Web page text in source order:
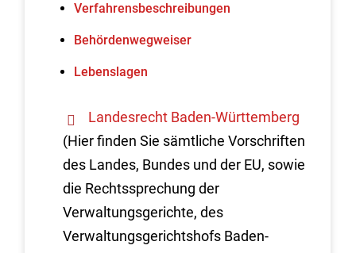
Verfahrens­beschreibungen
Behördenwegweiser
Lebenslagen
Landesrecht Baden-Württemberg
(Hier finden Sie sämtliche Vorschriften
des Landes, Bundes und der EU, sowie
die Rechtssprechung der
Verwaltungsgerichte, des
Verwaltungsgerichtshofs Baden-